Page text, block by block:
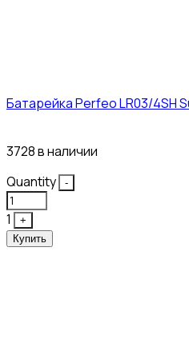
Батарейка Perfeo LR03/4SH
3728 в наличии
Quantity
-
1
+
Купить